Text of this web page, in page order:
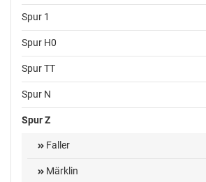
Spur 1
Spur H0
Spur TT
Spur N
Spur Z
Faller
Märklin